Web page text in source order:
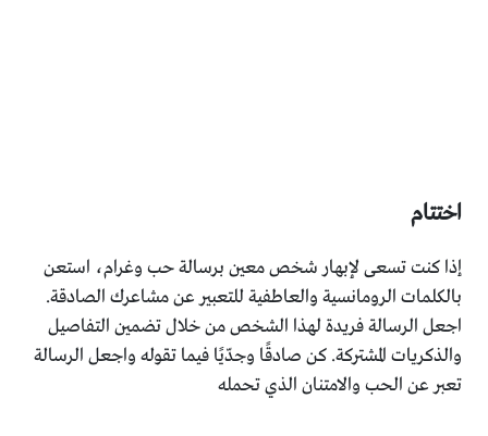
اختتام
إذا كنت تسعى لإبهار شخص معين برسالة حب وغرام، استعن
بالكلمات الرومانسية والعاطفية للتعبير عن مشاعرك الصادقة.
اجعل الرسالة فريدة لهذا الشخص من خلال تضمين التفاصيل
والذكريات المشتركة. كن صادقًا وجدّيًا فيما تقوله واجعل الرسالة
تعبر عن الحب والامتنان الذي تحمله